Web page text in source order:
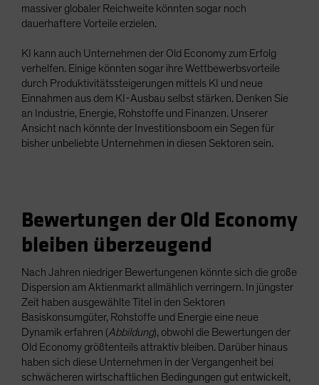
massiver globaler Reichweite könnten sogar noch
dauerhaftere Vorteile erzielen.
KI kann auch Unternehmen der Old Economy zum Erfolg
verhelfen. Einige könnten sogar ihre Wettbewerbsvorteile
durch Produktivitätssteigerungen mittels KI und neue
Einnahmen aus dem KI-Ausbau selbst stärken. Denken Sie
an Industrie, Energie, Rohstoffe und Finanzen. Unserer
Ansicht nach könnte der Investitionsboom ein Segen für
bisher unbeliebte Unternehmen in diesen Sektoren sein.
Bewertungen der Old Economy
bleiben überzeugend
Nach Jahren niedriger Bewertungenen könnte sich die große
Dispersion am Aktienmarkt allmählich verringern. In jüngster
Zeit haben ausgewählte Titel in den Sektoren
Basiskonsumgüter, Rohstoffe und Energie eine neue
Dynamik erfahren (Abbildung), obwohl die Bewertungen der
Old Economy größtenteils attraktiv bleiben. Darüber hinaus
haben sich diese Unternehmen in der Vergangenheit bei
schwächeren wirtschaftlichen Bedingungen gut entwickelt,